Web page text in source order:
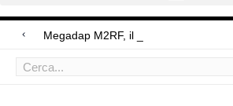
Megadap M2RF, il primo adattatore aut
Arri Rental, evoluzioni in arrivo